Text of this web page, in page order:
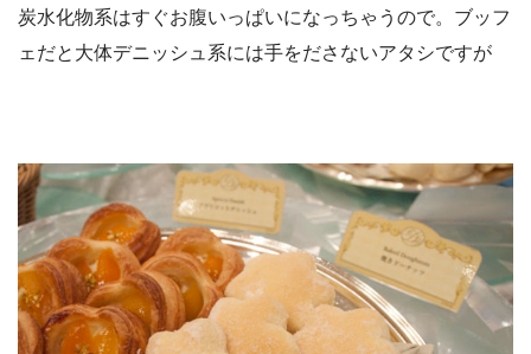
炭水化物系はすぐお腹いっぱいになっちゃうので。ブッフ
ェだと大体デニッシュ系には手をださないアタシですが